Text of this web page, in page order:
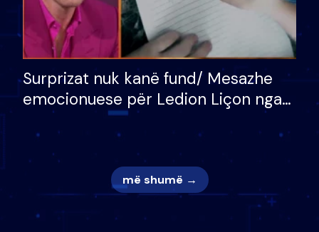
Surprizat nuk kanë fund/ Mesazhe
emocionuese për Ledion Liçon nga
nëna dhe fëmijët e tij, moderatori
nuk i mban dot lotët: Nuk meritoj…
më shumë →